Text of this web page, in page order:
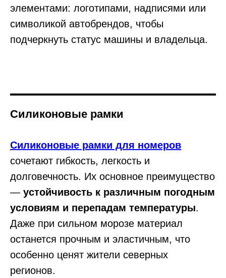
элементами: логотипами, надписями или
символикой автобрендов, чтобы
подчеркнуть статус машины и владельца.
Силиконовые рамки
Силиконовые рамки для номеров
сочетают гибкость, легкость и
долговечность. Их основное преимущество
— устойчивость к различным погодным
условиям и перепадам температуры.
Даже при сильном морозе материал
останется прочным и эластичным, что
особенно ценят жители северных
регионов.